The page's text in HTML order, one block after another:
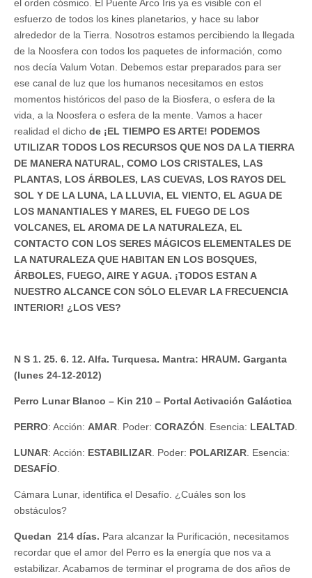
el orden cósmico. El Puente Arco Iris ya es visible con el
esfuerzo de todos los kines planetarios, y hace su labor
alrededor de la Tierra. Nosotros estamos percibiendo la llegada
de la Noosfera con todos los paquetes de información, como
nos decía Valum Votan. Debemos estar preparados para ser
ese canal de luz que los humanos necesitamos en estos
momentos históricos del paso de la Biosfera, o esfera de la
vida, a la Noosfera o esfera de la mente. Vamos a hacer
realidad el dicho de ¡EL TIEMPO ES ARTE! PODEMOS
UTILIZAR TODOS LOS RECURSOS QUE NOS DA LA TIERRA
DE MANERA NATURAL, COMO LOS CRISTALES, LAS
PLANTAS, LOS ÁRBOLES, LAS CUEVAS, LOS RAYOS DEL
SOL Y DE LA LUNA, LA LLUVIA, EL VIENTO, EL AGUA DE
LOS MANANTIALES Y MARES, EL FUEGO DE LOS
VOLCANES, EL AROMA DE LA NATURALEZA, EL
CONTACTO CON LOS SERES MÁGICOS ELEMENTALES DE
LA NATURALEZA QUE HABITAN EN LOS BOSQUES,
ÁRBOLES, FUEGO, AIRE Y AGUA. ¡TODOS ESTAN A
NUESTRO ALCANCE CON SÓLO ELEVAR LA FRECUENCIA
INTERIOR! ¿LOS VES?
N S 1. 25. 6. 12. Alfa. Turquesa. Mantra: HRAUM. Garganta
(lunes 24-12-2012)
Perro Lunar Blanco – Kin 210 – Portal Activación Galáctica
PERRO: Acción: AMAR . Poder: CORAZÓN . Esencia: LEALTAD
LUNAR: Acción: ESTABILIZAR . Poder: POLARIZAR . Esencia:
DESAFÍO
Cámara Lunar, identifica el Desafío. ¿Cuáles son los
obstáculos?
Quedan 214 días. Para alcanzar la Purificación, necesitamos
recordar que el amor del Perro es la energía que nos va a
estabilizar. Acabamos de terminar el programa de dos años de